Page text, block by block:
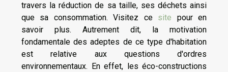
travers la réduction de sa taille, ses déchets ainsi
que sa consommation. Visitez ce site pour en
savoir plus. Autrement dit, la motivation
fondamentale des adeptes de ce type d'habitation
est relative aux questions d'ordres
environnementaux. En effet, les éco-constructions